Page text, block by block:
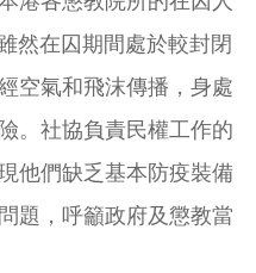
然在囚期間處於較封閉
空氣和飛沫傳播，身處
。社協負責民權工作的
他們缺乏基本防疫裝備
題，呼籲政府及懲教當